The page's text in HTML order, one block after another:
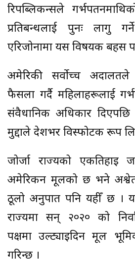
रिपब्लिकन्सले
प्रतिबन्धलाई पुनः लागु
एरिजोनामा यस विषयक बहस
अमेरिकी सर्वोच्च अदालतले
फैसला गर्दै महिलाहरूलाई
संवैधानिक अधिकार
मुद्दाले देशभर विस्फोटक रूप
जोर्जा राज्यको एकतिहाइ
अमेरिकन मूलको छ भने अश्वेत
ठूलो अनुपात पनि यहीँ छ ।
राज्यमा सन् २०२० को
पक्षमा उल्ट्याइदिन मूल
गरिन्छ ।